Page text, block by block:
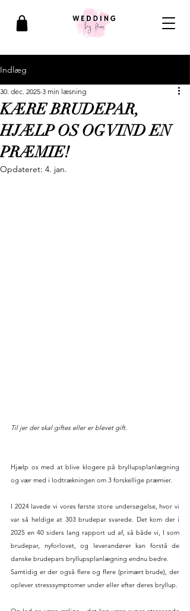
Indlæg
KÆRE BRUDEPAR,
HJÆLP OS OG VIND EN
PRÆMIE!
30. dec. 2025 3 min læsning
Opdateret: 4. jan.
Til jer der skal giftes eller er blevet gift.
Hjælp os med at blive klogere på bryllupsplanlægning
og vær med i lodtrækningen om 3 forskellige præmier.
I 2024 lavede vi vores første store undersøgelse, hvor vi
var så heldige at 303 brudepar svarede. Det kom der i
2025 en 40 siders lang rapport ud af, så både vi, I som
brudepar, nyforlovet, og leverandører kan forstå de
danske brudepars bryllupsplanlægning endnu bedre.
Samtidig er der også flere og flere (primært brude), der
oplever stresssymptomer under eller efter deres bryllup.